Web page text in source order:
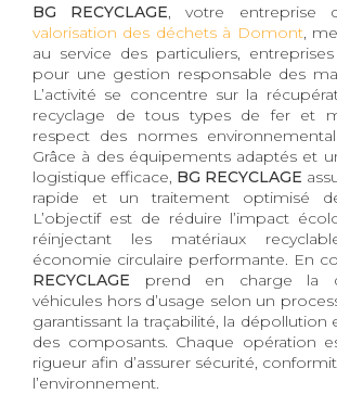
BG RECYCLAGE, votre entreprise
valorisation des déchets à Domont,
au service des particuliers,
pour une gestion responsable des
L’activité se concentre sur la
recyclage de tous types de fer et
respect des normes
Grâce à des équipements adaptés et
logistique efficace, BG RECYCLAGE
rapide et un traitement optimisé
L’objectif est de réduire l’impact
réinjectant les matériaux
économie circulaire performante. En
RECYCLAGE prend en charge la
véhicules hors d’usage selon un
garantissant la traçabilité, la dépollution
des composants. Chaque opération
rigueur afin d’assurer sécurité,
l’environnement.